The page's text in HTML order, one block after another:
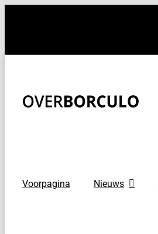
Voorpagina Nieuws